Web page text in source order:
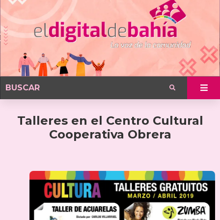
Talleres en el Centro Cultural
Cooperativa Obrera